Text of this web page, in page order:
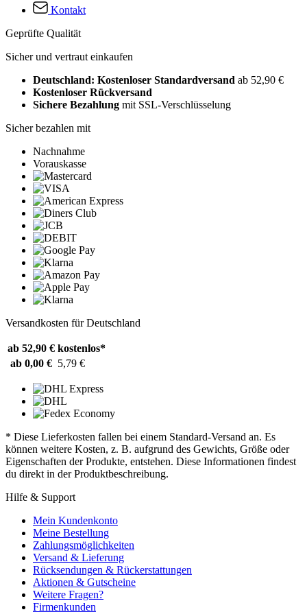
Kontakt
Geprüfte Qualität
Sicher und vertraut einkaufen
Deutschland: Kostenloser Standardversand ab 52,90 €
Kostenloser Rückversand
Sichere Bezahlung mit SSL-Verschlüsselung
Sicher bezahlen mit
Nachnahme
Vorauskasse
Versandkosten für Deutschland
ab 52,90 € kostenlos*
ab 0,00 € 5,79 €
* Diese Lieferkosten fallen bei einem Standard-Versand an. Es
können weitere Kosten, z. B. aufgrund des Gewichts, Größe oder
Eigenschaften der Produkte, entstehen. Diese Informationen findest
du direkt in der Produktbeschreibung.
Hilfe & Support
Mein Kundenkonto
Meine Bestellung
Zahlungsmöglichkeiten
Versand & Lieferung
Rücksendungen & Rückerstattungen
Aktionen & Gutscheine
Weitere Fragen?
Firmenkunden